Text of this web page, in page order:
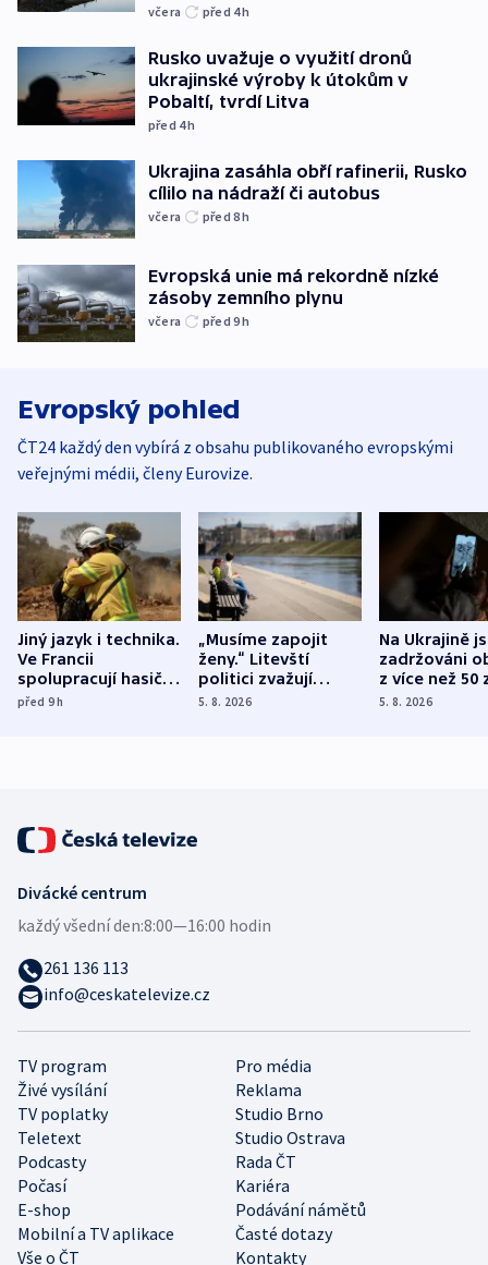
včera před 4h
Rusko uvažuje o využití dronů
ukrajinské výroby k útokům v
Pobaltí, tvrdí Litva
před 4h
Ukrajina zasáhla obří rafinerii, Rusko
cílilo na nádraží či autobus
včera před 8h
Evropská unie má rekordně nízké
zásoby zemního plynu
včera před 9h
Evropský pohled
ČT24 každý den vybírá z obsahu publikovaného evropskými
veřejnými médii, členy Eurovize.
Jiný jazyk i technika.
Ve Francii
spolupracují hasiči z
různých zemí
před 9h
„Musíme zapojit
ženy.“ Litevští
politici zvažují
dohodu o
5. 8. 2026
Na Ukrajině
zadržováni
z více než 50
Bojovali na
5. 8. 2026
TV program
Pro média
Živé vysílání
Reklama
TV poplatky
Studio Brno
Teletext
Studio Ostrava
Podcasty
Rada ČT
Počasí
Kariéra
E-shop
Podávání námětů
Mobilní a TV aplikace
Časté dotazy
Vše o ČT
Kontakty
Divácké centrum
každý všední den:8:00—16:00 hodin
261 136 113
info@ceskatelevize.cz